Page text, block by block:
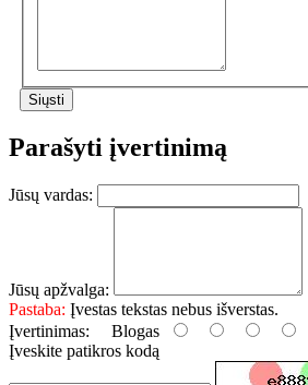
Parašyti įvertinimą
Jūsų vardas:
Jūsų apžvalga:
Pastaba: Įvestas tekstas nebus išverstas.
Įvertinimas: Blogas
Įveskite patikros kodą